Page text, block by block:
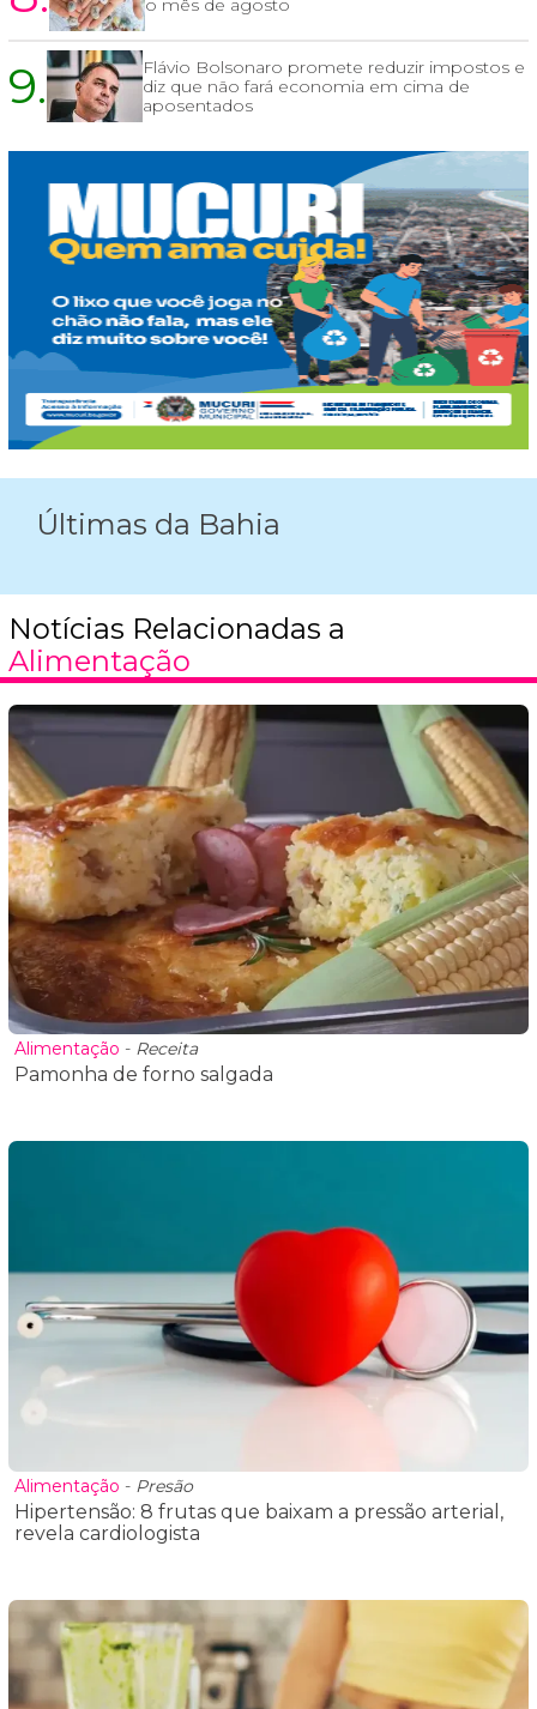
o mês de agosto
9.
Flávio Bolsonaro promete reduzir impostos e
diz que não fará economia em cima de
aposentados
Últimas da Bahia
Notícias Relacionadas a
Alimentação
Alimentação - Receita
Pamonha de forno salgada
Alimentação - Presão
Hipertensão: 8 frutas que baixam a pressão arterial,
revela cardiologista